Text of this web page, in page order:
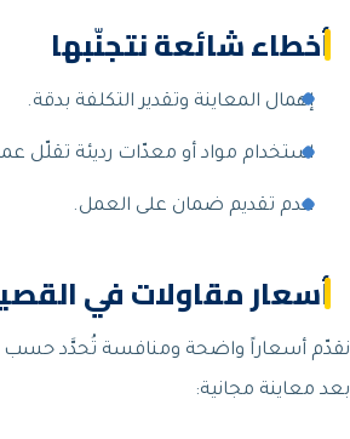
أخطاء شائعة نتجنّبها
إهمال المعاينة وتقدير التكلفة بدقة.
استخدام مواد أو معدّات رديئة تقلّل
عدم تقديم ضمان على العمل.
أسعار مقاولات في
نقدّم أسعاراً واضحة ومنافسة تُحدَّد
بعد معاينة مجانية: